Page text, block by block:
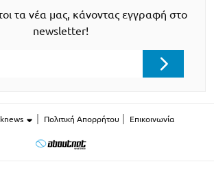
τα νέα μας, κάνοντας εγγραφή στο
newsletter!
Πολιτική Απορρήτου Επικοινωνία